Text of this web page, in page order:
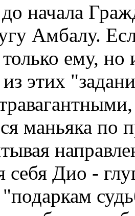
до начала
Амбалу.
ему,
этих
маньяка по
себя Дио -